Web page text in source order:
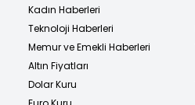
Kadın Haberleri
Teknoloji Haberleri
Memur ve Emekli Haberleri
Altın Fiyatları
Dolar Kuru